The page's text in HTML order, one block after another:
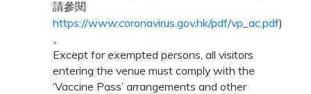
請參閱
https://www.coronavirus.gov.hk/pdf/vp_ac.pdf)
。
Except for exempted persons, all visitors
entering the venue must comply with the
‘Vaccine Pass’ arrangements and other